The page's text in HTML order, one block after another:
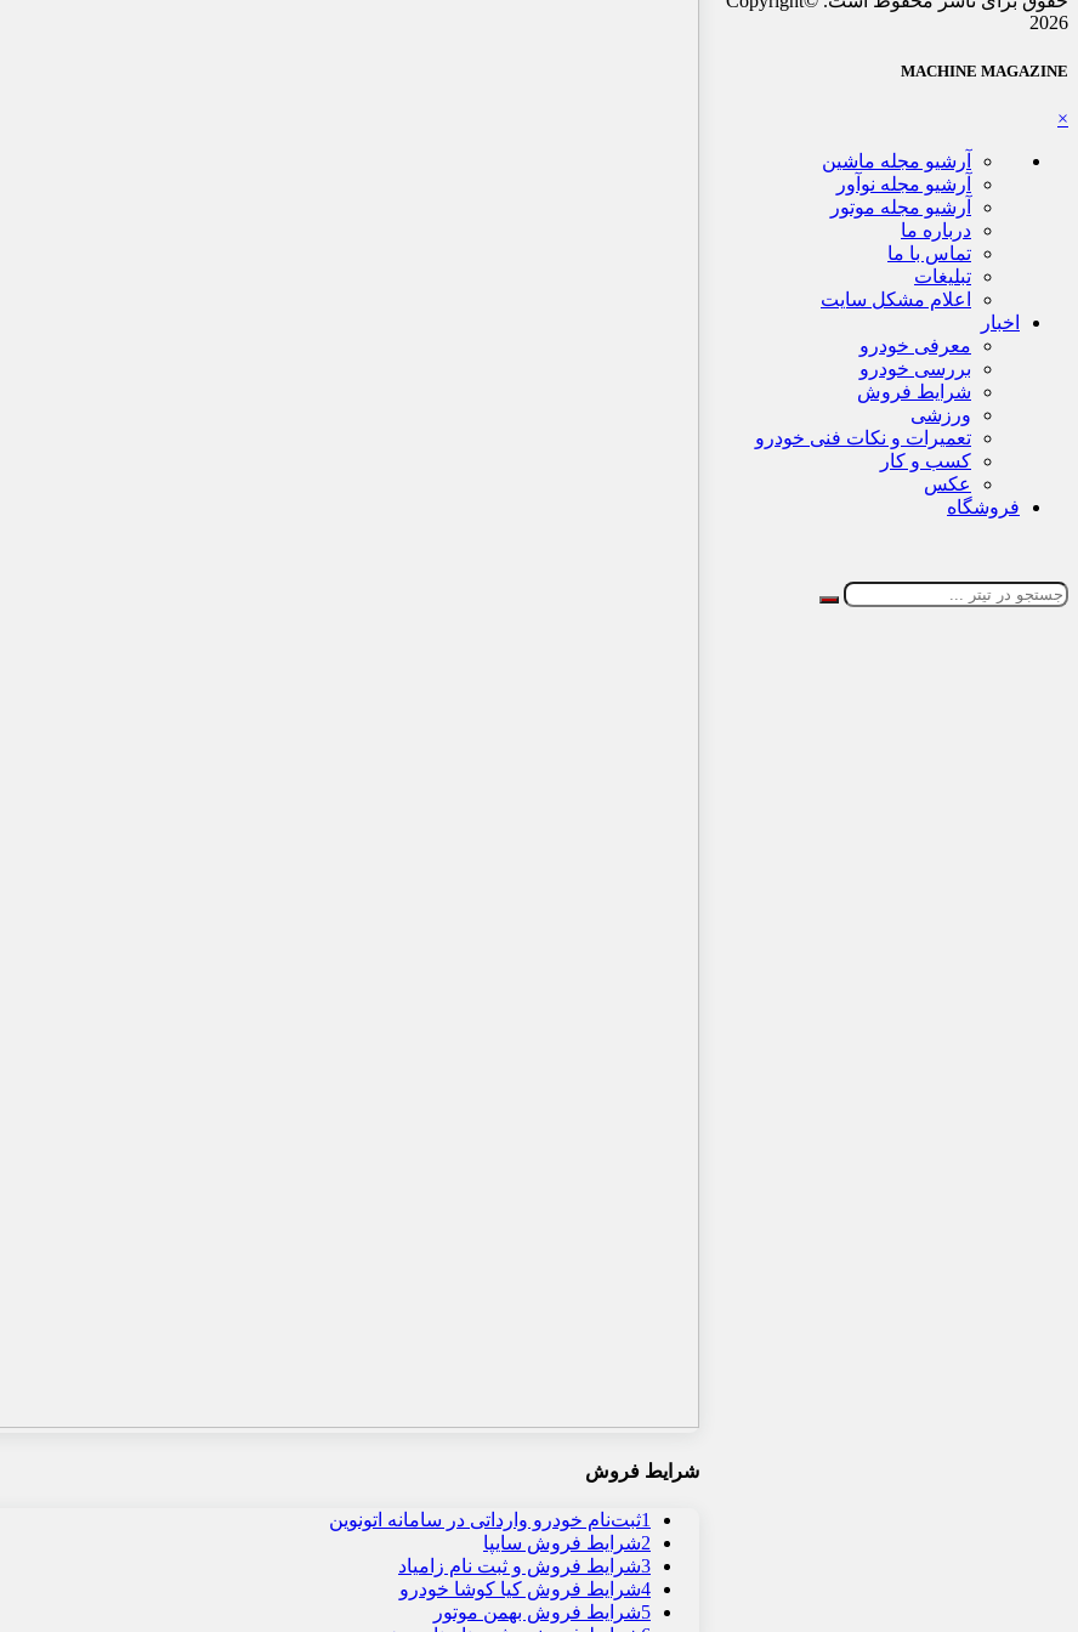
شرایط فروش
1ثبت‌نام خودرو وارداتی در سامانه اتونوین
2شرایط فروش سایپا
3شرایط فروش و ثبت نام زامیاد
4شرایط فروش کیا کوشا خودرو
5شرایط فروش بهمن موتور
2026
MACHINE MAGAZINE
×
آرشیو مجله ماشین
آرشیو مجله نوآور
آرشیو مجله موتور
درباره ما
تماس با ما
تبلیغات
اعلام مشکل سایت
اخبار
معرفی خودرو
بررسی خودرو
شرایط فروش
ورزشی
تعمیرات و نکات فنی خودرو
کسب و کار
عکس
فروشگاه